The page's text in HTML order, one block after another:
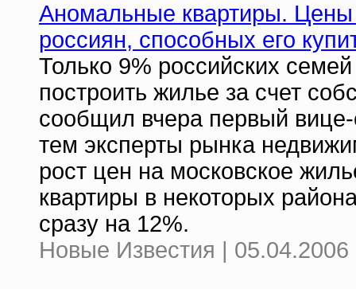
Аномальные квартиры. Цены
россиян, способных его
Только 9% российских
построить жилье за счет
сообщил вчера первый
тем эксперты рынка
рост цен на московское
квартиры в некоторых
сразу на 12%.
Новые Известия | 05.04.2006